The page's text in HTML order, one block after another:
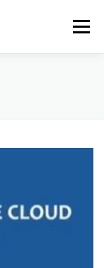
Menu
案例